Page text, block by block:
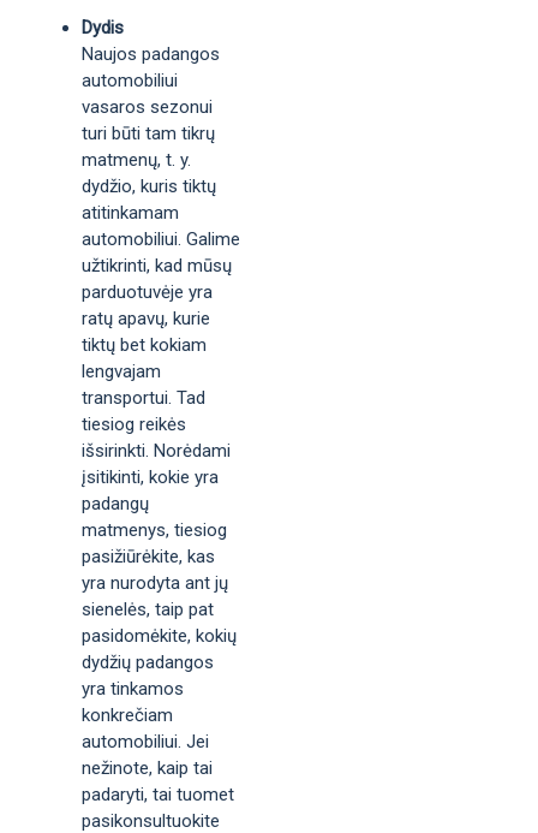
Dydis
Naujos padangos
automobiliui
vasaros sezonui
turi būti tam tikrų
matmenų, t. y.
dydžio, kuris tiktų
atitinkamam
automobiliui. Galime
užtikrinti, kad mūsų
parduotuvėje yra
ratų apavų, kurie
tiktų bet kokiam
lengvajam
transportui. Tad
tiesiog reikės
išsirinkti. Norėdami
įsitikinti, kokie yra
padangų
matmenys, tiesiog
pasižiūrėkite, kas
yra nurodyta ant jų
sienelės, taip pat
pasidomėkite, kokių
dydžių padangos
yra tinkamos
konkrečiam
automobiliui. Jei
nežinote, kaip tai
padaryti, tai tuomet
pasikonsultuokite